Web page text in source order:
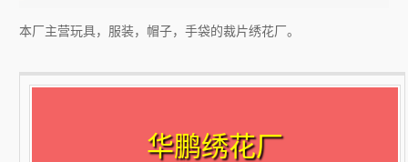
本厂主营玩具，服装，帽子，手袋的裁片绣花厂。
华鹏绣花厂